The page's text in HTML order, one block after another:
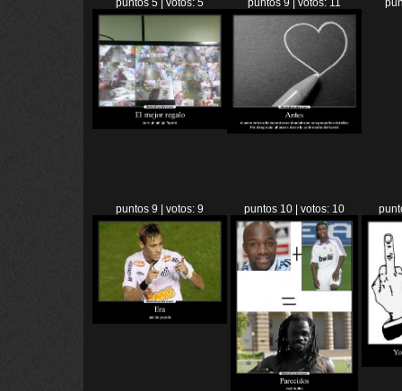
puntos 5 | votos: 5 puntos 9 | votos: 11
puntos 9 | votos: 9 puntos 10 | votos: 10